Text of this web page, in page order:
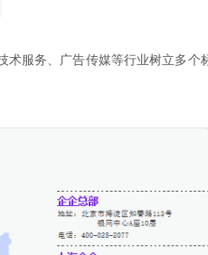
服务、广告传媒等行业树立多个